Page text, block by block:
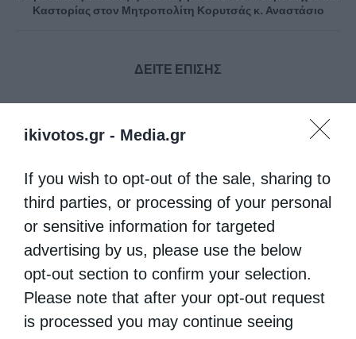
ikivotos.gr - Media.gr
If you wish to opt-out of the sale, sharing to
third parties, or processing of your personal
or sensitive information for targeted
advertising by us, please use the below
opt-out section to confirm your selection.
Please note that after your opt-out request
is processed you may continue seeing
Καστορίας στον Μητροπολίτη Κορυτσάς κ. Αναστάσιο
ΔΕΙΤΕ ΕΠΙΣΗΣ
Ο Ελληνικός Ερυθρός Σταυρός προσφέρει
ψυχοκοινωνική υποστήριξη στους...